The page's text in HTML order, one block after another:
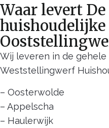
Waar levert
Wij leveren in de
Weststellingwerf
– Oosterwolde
– Appelscha
– Haulerwijk